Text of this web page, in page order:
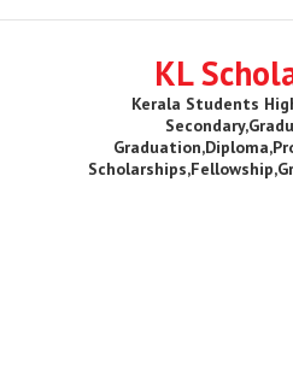
KL
Kerala Students